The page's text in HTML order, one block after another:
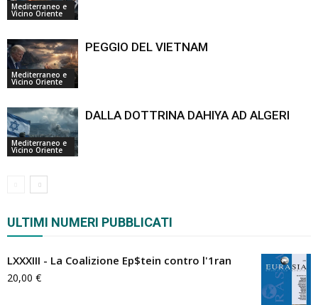
Mediterraneo e
Vicino Oriente
Mediterraneo e
Vicino Oriente
PEGGIO DEL VIETNAM
Mediterraneo e
Vicino Oriente
DALLA DOTTRINA DAHIYA AD ALGERI
ULTIMI NUMERI PUBBLICATI
LXXXIII - La Coalizione Ep$tein contro l'1ran
20,00 €